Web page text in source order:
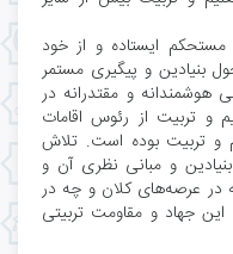
مستحکم ایستاده و از خود
بنیادین و پیگیری مستمر
و مقتدرانه در
و تربیت از رئوس اقامات
و تربیت بوده است. تلاش
و مبانی نظری آن و
در عرصه‌های کلان و چه در
جهاد و مقاومت تربیتی